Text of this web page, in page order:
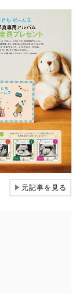
▶元記事を見る